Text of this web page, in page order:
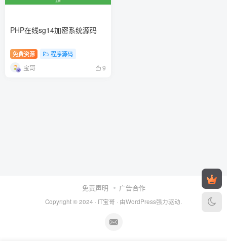
PHP在线sg14加密系统源码
免费资源 程序源码
宝哥 9
免责声明 广告合作
Copyright © 2024 · IT宝哥 · 由WordPress强力驱动.